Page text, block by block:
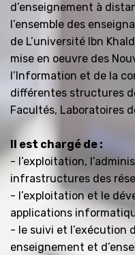
d’enseignement à
l’ensemble des
de L’université Ibn
mise en oeuvre des
l’Information et de la
différentes structures
Facultés, Laboratoires
Il est chargé de :
- l’exploitation,
infrastructures des
- l’exploitation et le
applications
- le suivi et l’exécution
enseignement et